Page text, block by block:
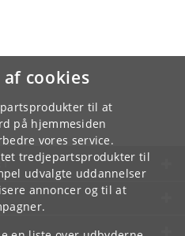
cookies
til at
på hjemmesiden
vores service.
tredjepartsprodukter til
udvalgte uddannelser
annoncer og til at